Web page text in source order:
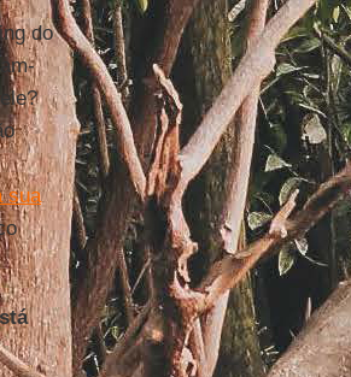
do
sua